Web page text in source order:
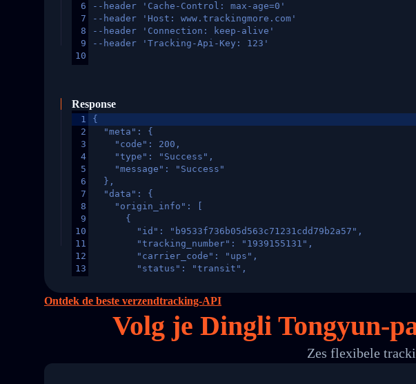
6
7
8
9
10
--header 'Cache-Control: max-age=0'
--header 'Host: www.trackingmore.com'
--header 'Connection: keep-alive'
--header 'Tracking-Api-Key: 123'
Response
1
2
3
4
5
6
7
8
9
10
11
12
13
16
{
  "meta": {
    "code": 200,
    "type": "Success",
    "message": "Success"
  },
  "data": {
    "origin_info": [
      {
        "id": "b9533f736b05d563c71231cdd79b2a57",
        "tracking_number": "1939155131",
        "carrier_code": "ups",
        "status": "transit",
        "itemTimeLength": 2,
        "weblink": "",
        "phone": null,
        "trackinfo": [
Ontdek de beste verzendtracking-API
Volg je Dingli Tongyun-
Zes flexibele